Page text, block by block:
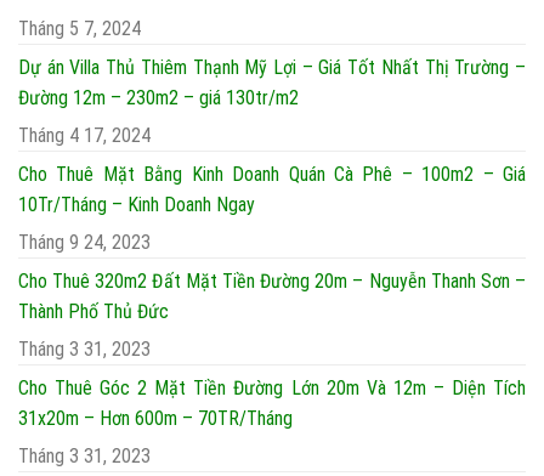
Tháng 5 7, 2024
Dự án Villa Thủ Thiêm Thạnh Mỹ Lợi – Giá Tốt Nhất Thị Trường –
Đường 12m – 230m2 – giá 130tr/m2
Tháng 4 17, 2024
Cho Thuê Mặt Bằng Kinh Doanh Quán Cà Phê – 100m2 – Giá
10Tr/Tháng – Kinh Doanh Ngay
Tháng 9 24, 2023
Cho Thuê 320m2 Đất Mặt Tiền Đường 20m – Nguyễn Thanh Sơn –
Thành Phố Thủ Đức
Tháng 3 31, 2023
Cho Thuê Góc 2 Mặt Tiền Đường Lớn 20m Và 12m – Diện Tích
31x20m – Hơn 600m – 70TR/Tháng
Tháng 3 31, 2023